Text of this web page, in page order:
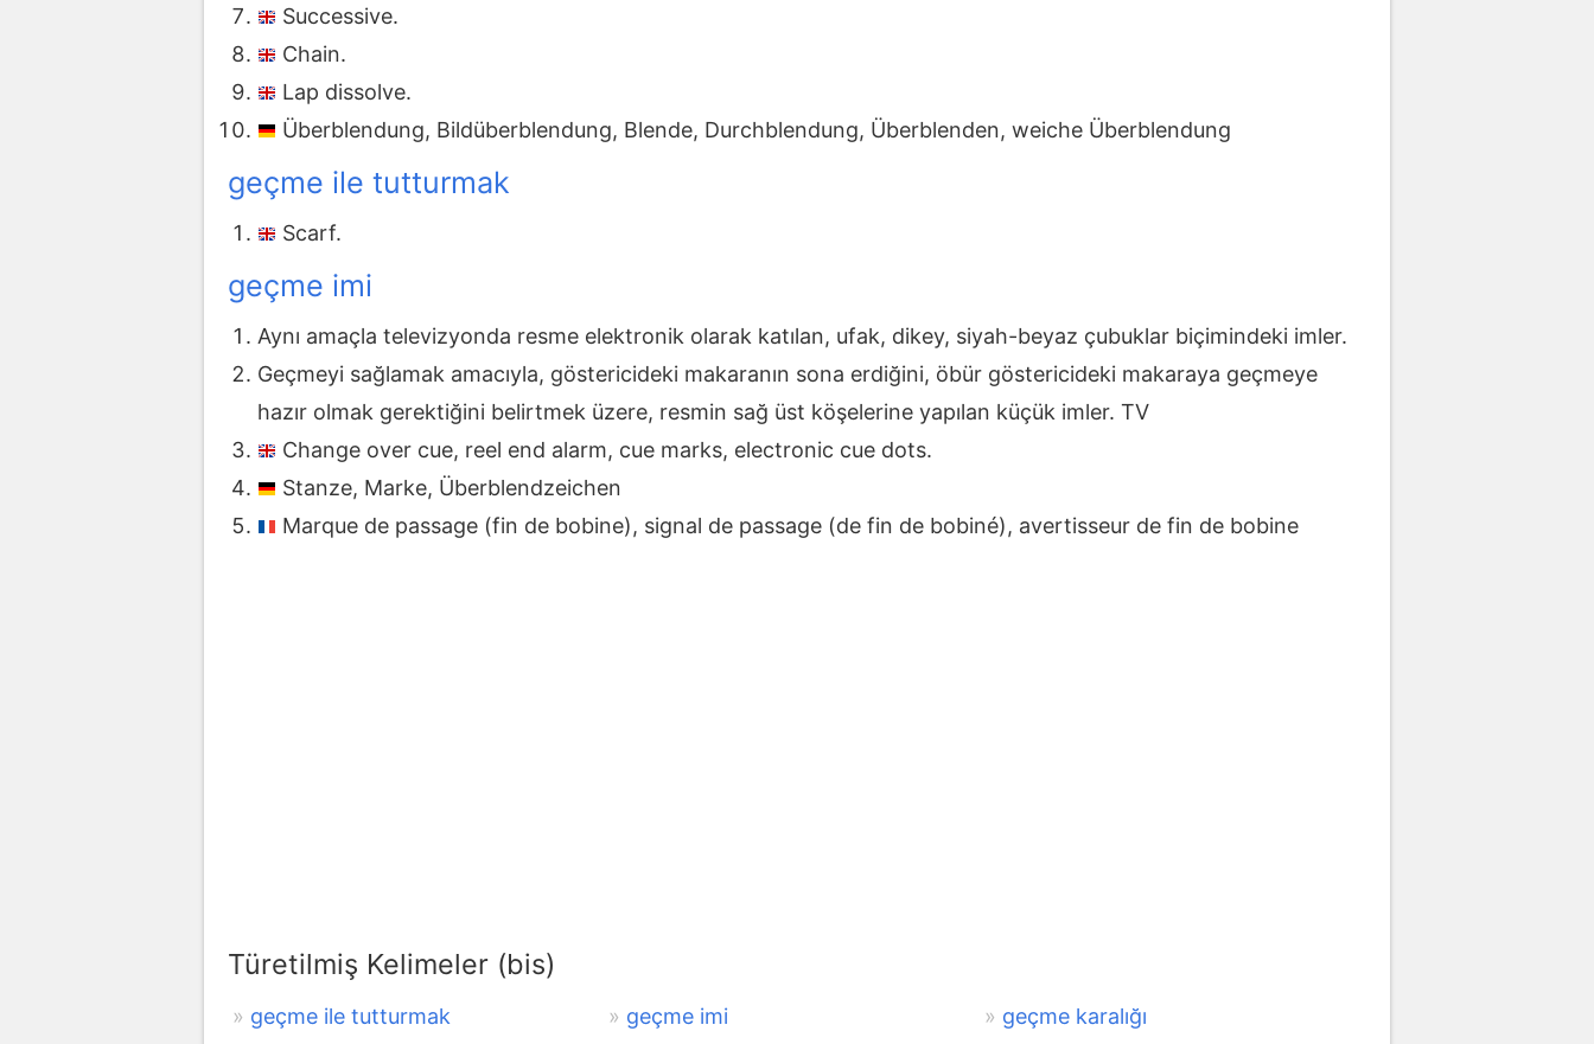
Successive.
Chain.
Lap dissolve.
Überblendung, Bildüberblendung, Blende, Durchblendung, Überblenden, weiche Überblendung
geçme ile tutturmak
Scarf.
geçme imi
Aynı amaçla televizyonda resme elektronik olarak katılan, ufak, dikey, siyah-beyaz çubuklar biçimindeki imler.
Geçmeyi sağlamak amacıyla, göstericideki makaranın sona erdiğini, öbür göstericideki makaraya geçmeye
hazır olmak gerektiğini belirtmek üzere, resmin sağ üst köşelerine yapılan küçük imler. TV
Change over cue, reel end alarm, cue marks, electronic cue dots.
Stanze, Marke, Überblendzeichen
Marque de passage (fin de bobine), signal de passage (de fin de bobiné), avertisseur de fin de bobine
Türetilmiş Kelimeler (bis)
geçme ile tutturmak geçme imi
geçme karalığı